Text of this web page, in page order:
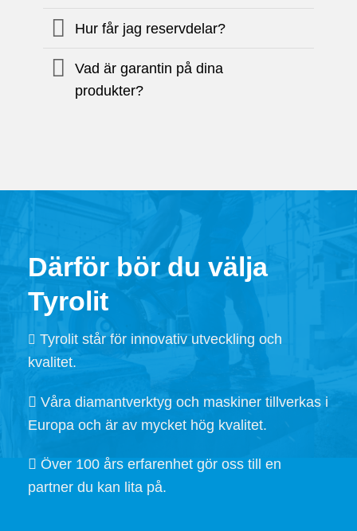
Hur får jag reservdelar?
Vad är garantin på dina
produkter?
Därför bör du välja
Tyrolit
Tyrolit står för innovativ utveckling och
kvalitet.
Våra diamantverktyg och maskiner tillverkas i
Europa och är av mycket hög kvalitet.
Över 100 års erfarenhet gör oss till en
partner du kan lita på.